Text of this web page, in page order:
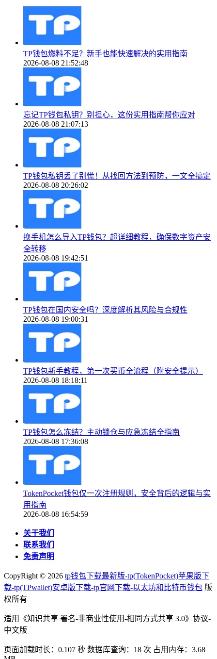
TP钱包燃料不足？新手也能快速解决的实用指南
2026-08-08 21:52:48
忘记TP钱包私钥？别担心，这份实用指南帮你应对
2026-08-08 21:07:13
TP钱包私钥丢了别慌！从找回方法到预防，一文全搞定
2026-08-08 20:26:02
换手机怎么导入TP钱包？超详细教程，确保数字资产安
全转移
2026-08-08 19:42:51
TP钱包在国内安全吗？深度解析其风险与合规性
2026-08-08 19:00:31
TP钱包新手教程，第一次买币全流程（附安全提示）
2026-08-08 18:18:11
TP钱包怎么冻结？主动锁仓与应急冻结全指南
2026-08-08 17:36:08
TokenPocket钱包仅一次注册规则，安全背后的逻辑与实
用指南
2026-08-08 16:54:59
关于我们
联系我们
免责声明
CopyRight © 2026 tp钱包下载最新版-tp(TokenPocket)苹果版下
载-tp(TPwallet)安卓版下载-tp官网下载-以太坊和比特币钱包 版
权所有
适用《知识共享 署名-非商业性使用-相同方式共享 3.0》协议-
中文版
页面加载时长：0.107 秒 数据库查询：18 次 占用内存：3.68